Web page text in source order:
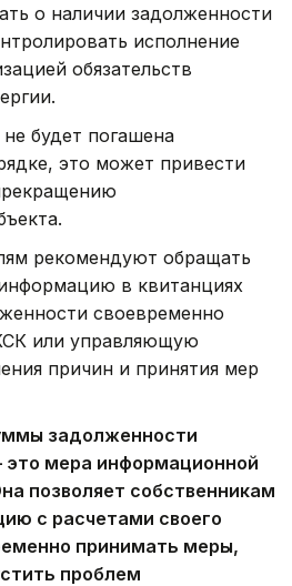
о наличии задолженности
исполнение
обязательств
будет погашена
это может привести
рекомендуют обращать
в квитанциях
своевременно
или управляющую
причин и принятия мер
задолженности
это мера информационной
позволяет собственникам
с расчетами своего
принимать меры,
проблем